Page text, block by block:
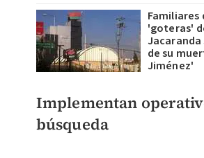
Familiares
'goteras'
de su
Jiménez'
Implementan
búsqueda